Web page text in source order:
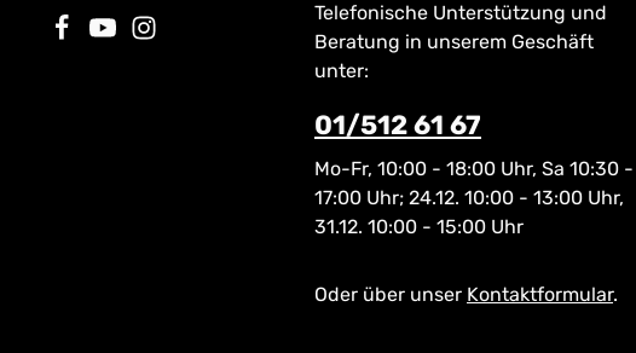
Telefonische Unterstützung und
Beratung in unserem Geschäft
unter:
01/512 61 67
Mo-Fr, 10:00 - 18:00 Uhr, Sa 10:30 -
17:00 Uhr; 24.12. 10:00 - 13:00 Uhr,
31.12. 10:00 - 15:00 Uhr
Oder über unser Kontaktformular.